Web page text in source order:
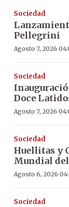
Sociedad
Pellegrini
Agosto 7, 2026
Sociedad
Doce
Agosto 7, 2026
Sociedad
Huellitas y
Mundial
Agosto 6, 2026
Sociedad